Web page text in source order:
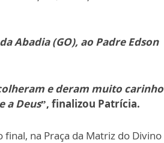
Abadia (GO), ao Padre Edson
e deram muito carinho
a Deus”, finalizou Patrícia.
na Praça da Matriz do Divino